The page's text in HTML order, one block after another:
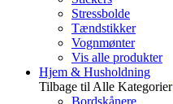
Stressbolde
Tændstikker
Vognmønter
Vis alle produkter
Hjem & Husholdning
Tilbage til Alle Kategorier
Bordskånere